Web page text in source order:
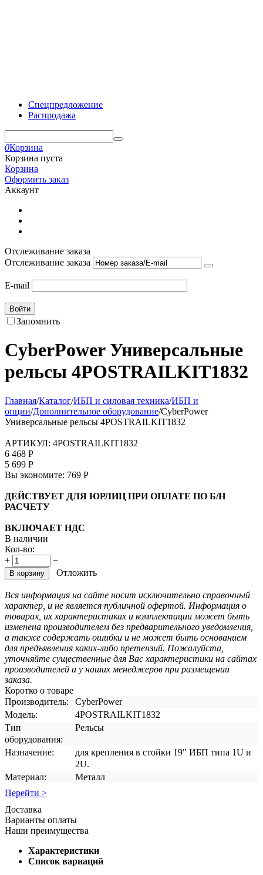
Спецпредложение
Распродажа
0Корзина
Корзина пуста
Корзина
Оформить заказ
Аккаунт
Отслеживание заказа
Отслеживание заказа
E-mail
Войти
Запомнить
CyberPower Универсальные
рельсы 4POSTRAILKIT1832
Главная/Каталог/ИБП и силовая техника/ИБП и
опции/Дополнительное оборудование/CyberPower
Универсальные рельсы 4POSTRAILKIT1832
АРТИКУЛ: 4POSTRAILKIT1832
6 468 Р
5 699 Р
Вы экономите: 769 Р
ДЕЙСТВУЕТ ДЛЯ ЮРЛИЦ ПРИ ОПЛАТЕ ПО Б/Н
РАСЧЕТУ
ВКЛЮЧАЕТ НДС
В наличии
Кол-во:
+
−
В корзину Отложить
Вся информация на сайте носит исключительно справочный
характер, и не является публичной офертой. Информация о
товарах, их характеристиках и комплектации может быть
изменена производителем без предварительного уведомления,
а также содержать ошибки и не может быть основанием
для предъявления каких-либо претензий. Пожалуйста,
уточняйте существенные для Вас характеристики на сайтах
производителей и у наших менеджеров при размещении
заказа.
Коротко о товаре
Производитель:
CyberPower
Модель:
4POSTRAILKIT1832
Тип
оборудования:
Рельсы
Назначение:
для крепления в стойки 19" ИБП типа 1U и
2U.
Материал:
Металл
Перейти >
Доставка
Варианты оплаты
Наши преимущества
Характеристики
Список вариаций